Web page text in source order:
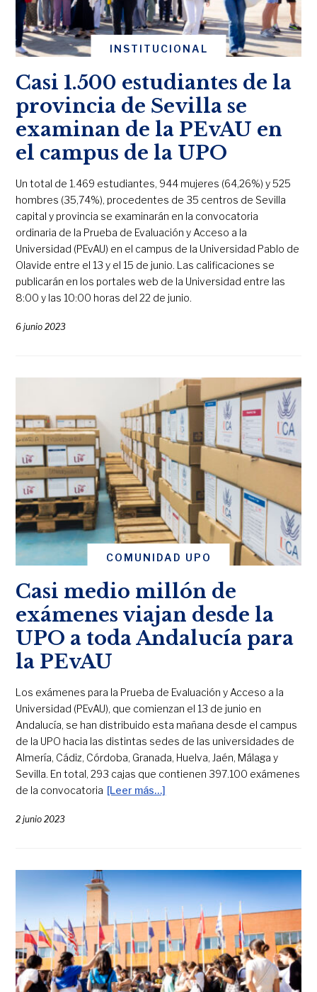
INSTITUCIONAL
Casi 1.500 estudiantes de la
provincia de Sevilla se
examinan de la PEvAU en
el campus de la UPO
Un total de 1.469 estudiantes, 944 mujeres (64,26%) y 525
hombres (35,74%), procedentes de 35 centros de Sevilla
capital y provincia se examinarán en la convocatoria
ordinaria de la Prueba de Evaluación y Acceso a la
Universidad (PEvAU) en el campus de la Universidad Pablo de
Olavide entre el 13 y el 15 de junio. Las calificaciones se
publicarán en los portales web de la Universidad entre las
8:00 y las 10:00 horas del 22 de junio.
6 junio 2023
COMUNIDAD UPO
Casi medio millón de
exámenes viajan desde la
UPO a toda Andalucía para
la PEvAU
Los exámenes para la Prueba de Evaluación y Acceso a la
Universidad (PEvAU), que comienzan el 13 de junio en
Andalucía, se han distribuido esta mañana desde el campus
de la UPO hacia las distintas sedes de las universidades de
Almería, Cádiz, Córdoba, Granada, Huelva, Jaén, Málaga y
Sevilla. En total, 293 cajas que contienen 397.100 exámenes
de la convocatoria [Leer más…]
2 junio 2023